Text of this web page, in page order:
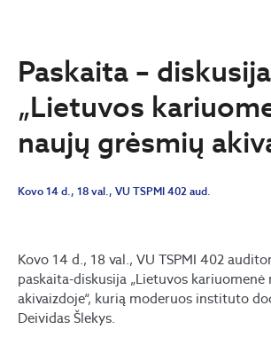
Paskaita – diskusija
„Lietuvos
naujų grėsmių
Kovo 14 d., 18 val., VU TSPMI 402 aud.
Kovo 14 d., 18 val., VU TSPMI 402
paskaita-diskusija „Lietuvos kariuomenė
akivaizdoje“, kurią moderuos instituto
Deividas Šlekys.